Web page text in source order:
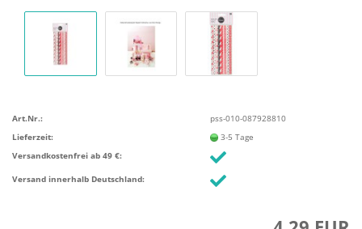
Art.Nr.:
pss-010-087928810
Lieferzeit:
3-5 Tage
Versandkostenfrei ab 49 €:
Versand innerhalb Deutschland: